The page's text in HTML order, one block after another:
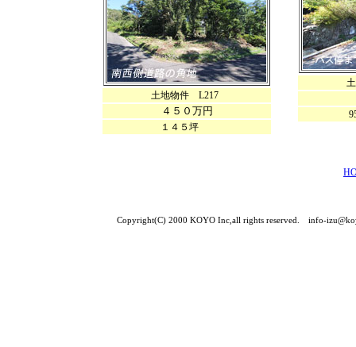
土地物件 L217
４５０万円
１４５坪
土地
Copyright(C) 2000 KOYO Inc,all rights reserved. info-